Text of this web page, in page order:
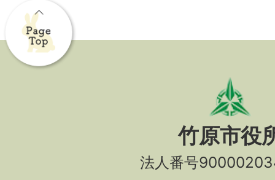
竹原市役
法人番号